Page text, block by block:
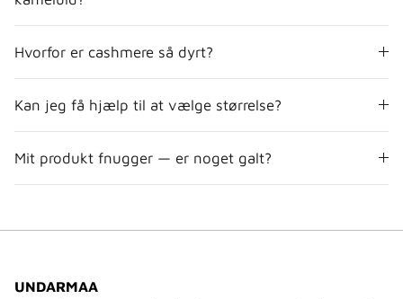
Hvorfor er cashmere så dyrt?
Kan jeg få hjælp til at vælge størrelse?
Mit produkt fnugger — er noget galt?
UNDARMAA